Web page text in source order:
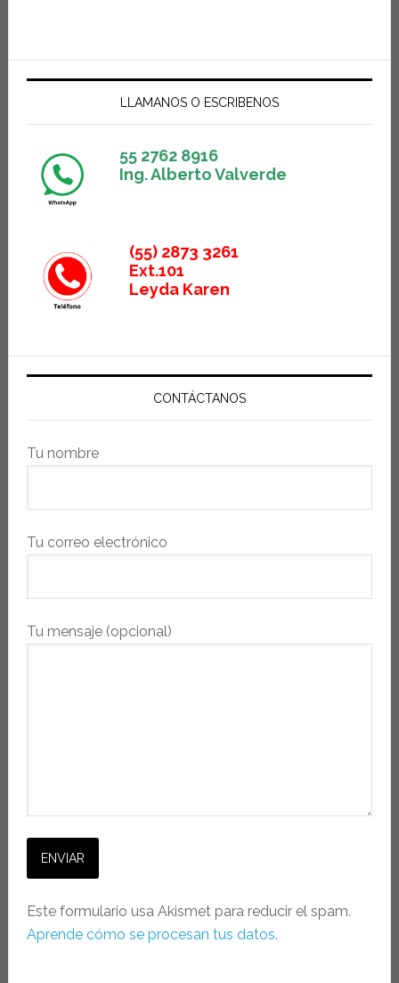
LLAMANOS O ESCRIBENOS
55 2762 8916
Ing. Alberto Valverde
(55) 2873 3261
Ext.101
Leyda Karen
CONTÁCTANOS
Tu nombre
Tu correo electrónico
Tu mensaje (opcional)
Este formulario usa Akismet para reducir el spam.
Aprende cómo se procesan tus datos.